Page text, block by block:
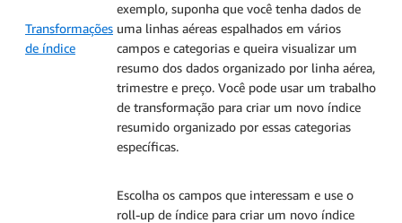
Transformações
de índice
exemplo, suponha que você tenha dados de
uma linhas aéreas espalhados em vários
campos e categorias e queira visualizar um
resumo dos dados organizado por linha aérea,
trimestre e preço. Você pode usar um trabalho
de transformação para criar um novo índice
resumido organizado por essas categorias
específicas.
Escolha os campos que interessam e use o
roll-up de índice para criar um novo índice